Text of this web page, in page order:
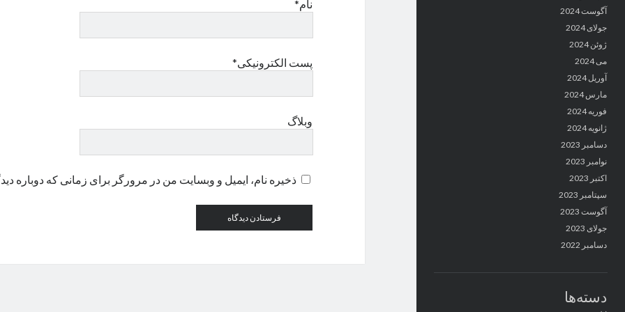
آگوست 2024
جولای 2024
ژوئن 2024
می 2024
آوریل 2024
مارس 2024
فوریه 2024
ژانویه 2024
دسامبر 2023
نوامبر 2023
اکتبر 2023
سپتامبر 2023
آگوست 2023
جولای 2023
دسامبر 2022
دسته‌ها
نام*
پست الکترونیکی*
وبلاگ
ذخیره نام، ایمیل و وبسایت من در مرورگر برای زمانی که دوباره